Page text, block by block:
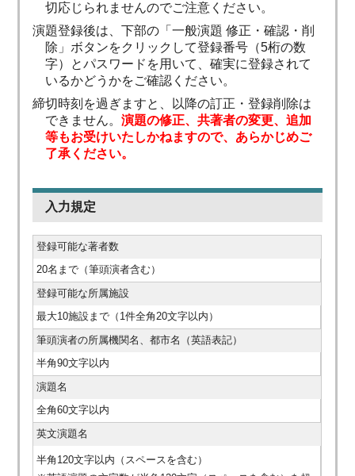
切応じられませんのでご注意ください。
演題登録後は、下部の「一般演題 修正・確認・削
除」ボタンをクリックして登録番号（5桁の数
字）とパスワードを用いて、確実に登録されて
いるかどうかをご確認ください。
締切時刻を過ぎますと、以降の訂正・登録削除は
できません。演題の修正、共著者の変更、追加
等もお受けいたしかねますので、あらかじめご
了承ください。
入力規定
登録可能な著者数
20名まで（筆頭演者含む）
登録可能な所属施設
最大10施設まで（1件全角20文字以内）
筆頭演者の所属機関名、都市名（英語表記）
半角90文字以内
演題名
全角60文字以内
英文演題名
半角120文字以内（スペースを含む）